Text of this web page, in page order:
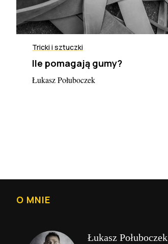
Tricki i sztuczki
Ile pomagają gumy?
Łukasz Połuboczek
n
O MNIE
Łukasz Połuboczek